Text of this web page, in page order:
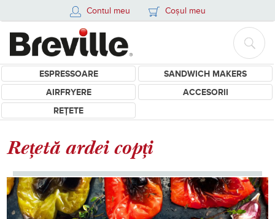
Contul meu Coșul meu
ESPRESSOARE
SANDWICH MAKERS
AIRFRYERE
ACCESORII
REȚETE
Rețetă ardei copți